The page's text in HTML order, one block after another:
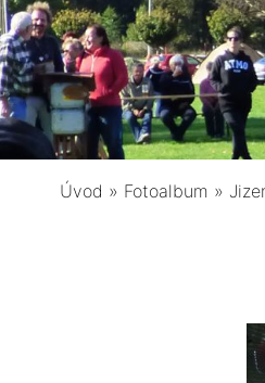
Úvod » Fotoalbum »